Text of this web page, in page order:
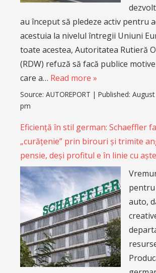
au început să pledeze activ pentru
acestuia la nivelul întregii Uniuni
toate acestea, Autoritatea Rutieră
(RDW) refuză să facă publice
care a… Read more »
Source: AUTOREPORT | Published:
pm
Eficiență în stil german: Schaeffler
„curățenie” prin birouri și trimite
pensie, deși profitul e în linie cu
auto,